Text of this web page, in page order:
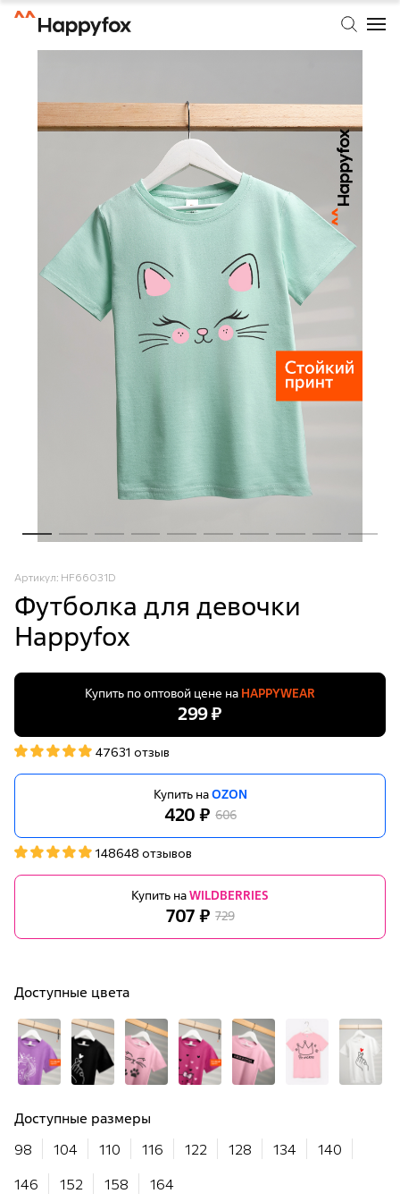
Артикул: HF66031D
Футболка для девочки
Happyfox
Купить по оптовой цене на HAPPYWEAR
299 ₽
47631 отзыв
Купить наOZON
420 ₽ 606
148648 отзывов
Купить наWILDBERRIES
707 ₽ 729
Доступные цвета
Доступные размеры
98 104 110 116 122 128 134 140
146 152 158 164